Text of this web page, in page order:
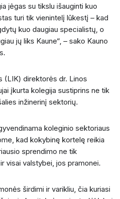
jėgas su tikslu išauginti kuo
turi tik vienintelį lūkestį – kad
kuo daugiau specialistų, o
jų liks Kaune“, – sako Kauno
(LIK) direktorės dr. Linos
įkurta kolegija sustiprins ne tik
inžinerinį sektorių.
koleginio sektoriaus
kad kokybinę kortelę reikia
sprendimo ne tik
visai valstybei, jos pramonei.
širdimi ir varikliu, čia kuriasi